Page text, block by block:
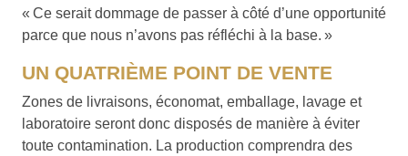
« Ce serait dommage de passer à côté d’une opportunité
parce que nous n’avons pas réfléchi à la base. »
UN QUATRIÈME POINT DE VENTE
Zones de livraisons, économat, emballage, lavage et
laboratoire seront donc disposés de manière à éviter
toute contamination. La production comprendra des